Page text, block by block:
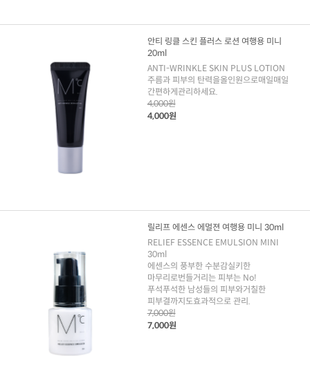
안티 링클 스킨 플러스 로션 여행용 미니
20ml
ANTI-WRINKLE SKIN PLUS LOTION
주름과 피부의 탄력을올인원으로매일매일
간편하게관리하세요.
4,000원
4,000원
릴리프 에센스 에멀젼 여행용 미니 30ml
RELIEF ESSENCE EMULSION MINI
30ml
에센스의 풍부한 수분감실키한
마무리로번들거리는 피부는 No!
푸석푸석한 남성들의 피부와거칠한
피부결까지도효과적으로 관리.
7,000원
7,000원